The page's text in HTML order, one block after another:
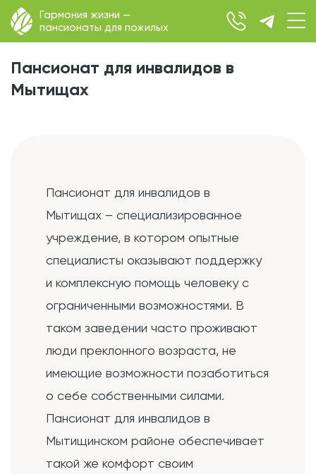
Гармония жизни —
пансионаты для пожилых
Пансионат для инвалидов в
Мытищах
Пансионат для инвалидов в
Мытищах – специализированное
учреждение, в котором опытные
специалисты оказывают поддержку
и комплексную помощь человеку с
ограниченными возможностями. В
таком заведении часто проживают
люди преклонного возраста, не
имеющие возможности позаботиться
о себе собственными силами.
Пансионат для инвалидов в
Мытищинском районе обеспечивает
такой же комфорт своим